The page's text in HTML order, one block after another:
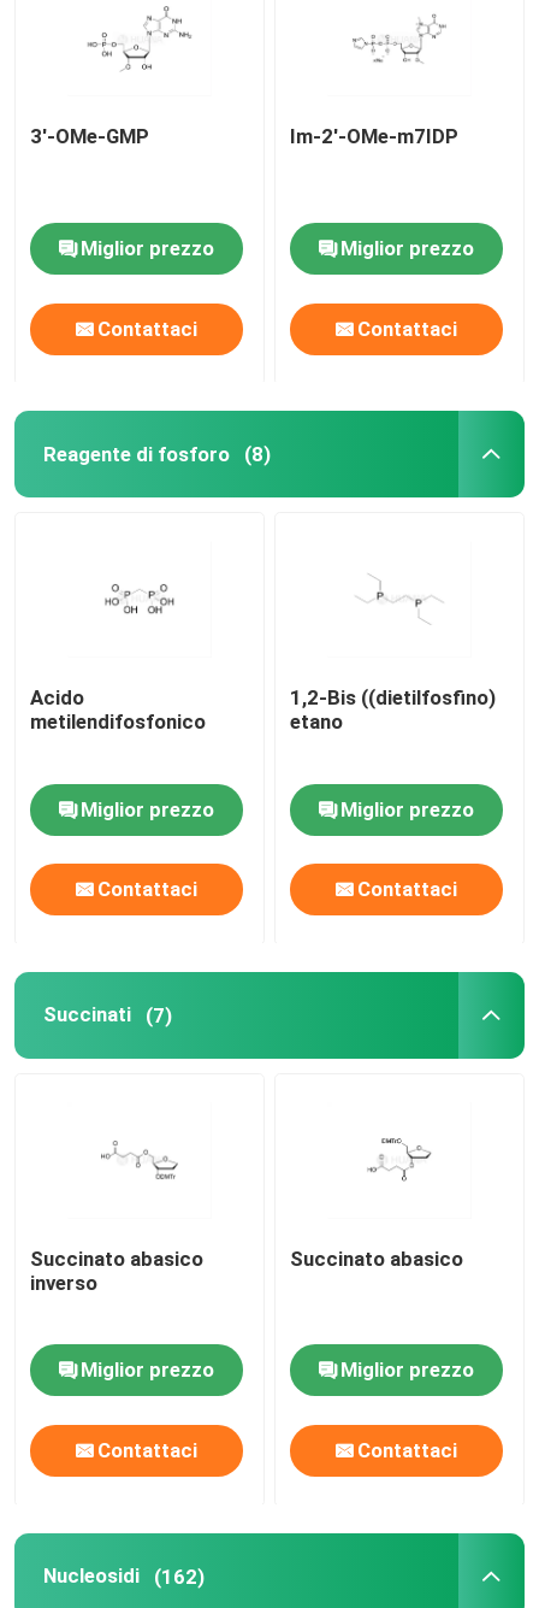
Prodotti
Circa noi
Giro della fabbrica
Contattici
Notizie
Fosforamiditi
Materiale grezzo mRNA
Succinati
Nucleosidi
Diagnosi Molecolare
3'-OMe-GMP
Miglior prezzo
Contattaci
Im-2'-OMe-m7IDP
Miglior prezzo
Contattaci
Reagente di fosforo (8)
Acido
metilendifosfonico
Miglior prezzo
Contattaci
1,2-Bis ((dietilfosfino)
etano
Miglior prezzo
Contattaci
Succinati (7)
Succinato abasico
inverso
Miglior prezzo
Contattaci
Succinato abasico
Miglior prezzo
Contattaci
Nucleosidi (162)